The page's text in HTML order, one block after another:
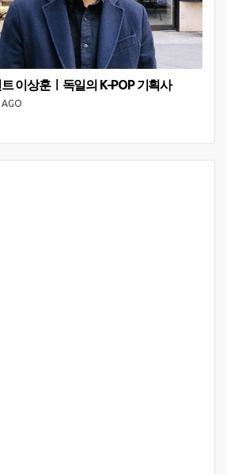
이상훈ㅣ독일의 K-POP 기획사
AGO